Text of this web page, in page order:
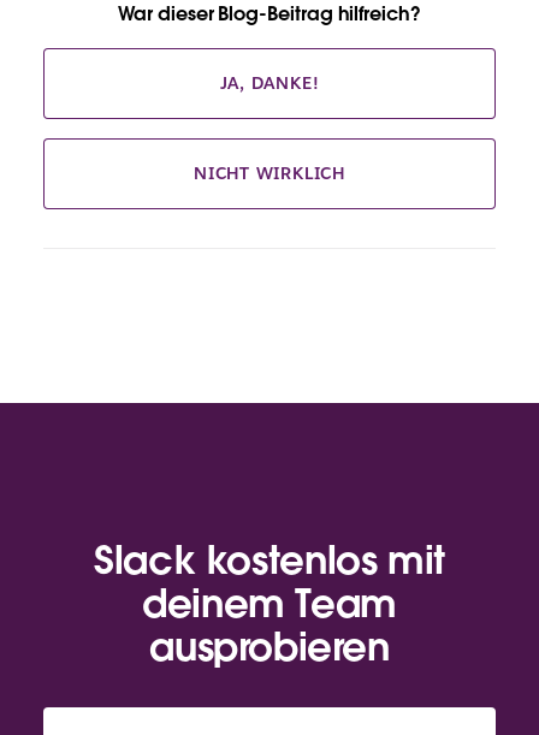
War dieser Blog-Beitrag hilfreich?
JA, DANKE!
NICHT WIRKLICH
Slack kostenlos mit
deinem Team
ausprobieren